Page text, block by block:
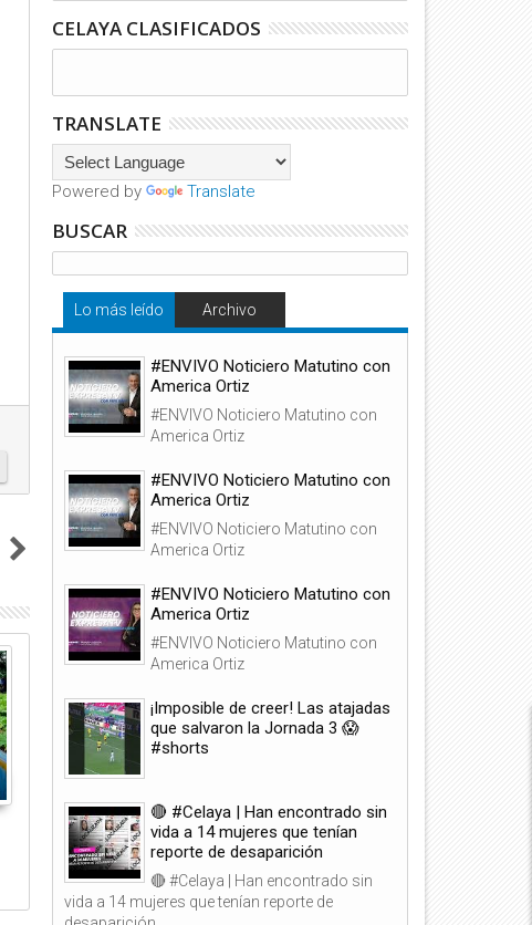
04
#ENVIVO Noticiero Matutino con
America Ortiz
🔴 #Celaya | Han
vida a 14 mujeres que tenían
reporte de desaparición
CELAYA CLASIFICADOS
TRANSLATE
Powered by Translate
BUSCAR
Lo más leído Archivo
#ENVIVO Noticiero Matutino con
America Ortiz
#ENVIVO Noticiero Matutino con
America Ortiz
#ENVIVO Noticiero Matutino con
America Ortiz
#ENVIVO Noticiero Matutino con
America Ortiz
#ENVIVO Noticiero Matutino con
America Ortiz
#ENVIVO Noticiero Matutino con
America Ortiz
¡Imposible de creer! Las atajadas
que salvaron la Jornada 3 😱
#shorts
🔴 #Celaya | Han encontrado sin
vida a 14 mujeres que tenían
reporte de desaparición
🔴 #Celaya | Han encontrado sin
vida a 14 mujeres que tenían reporte de